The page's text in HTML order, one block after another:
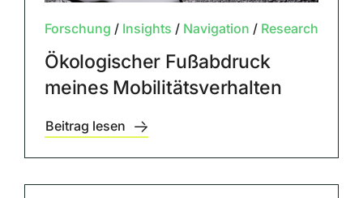
Forschung / Insights / Navigation / Research
Ökologischer Fußabdruck
meines Mobilitätsverhalten
Beitrag lesen